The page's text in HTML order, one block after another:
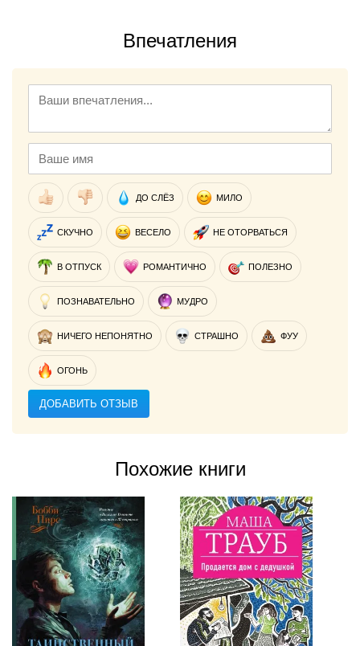
Впечатления
ДО СЛЁЗ МИЛО
СКУЧНО ВЕСЕЛО НЕ ОТОРВАТЬСЯ
В ОТПУСК РОМАНТИЧНО ПОЛЕЗНО
ПОЗНАВАТЕЛЬНО МУДРО
НИЧЕГО НЕПОНЯТНО СТРАШНО ФУУ
ОГОНЬ
ДОБАВИТЬ ОТЗЫВ
Похожие книги